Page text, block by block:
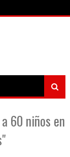
60 niños en